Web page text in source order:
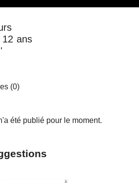
ans
(0)
été publié pour le moment.